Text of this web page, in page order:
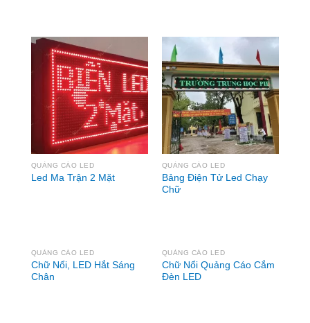
QUẢNG CÁO LED
Led Ma Trận 2 Mặt
QUẢNG CÁO LED
Bảng Điện Tử Led Chạy
Chữ
QUẢNG CÁO LED
Chữ Nổi, LED Hắt Sáng
Chân
QUẢNG CÁO LED
Chữ Nổi Quảng Cáo Cắm
Đèn LED